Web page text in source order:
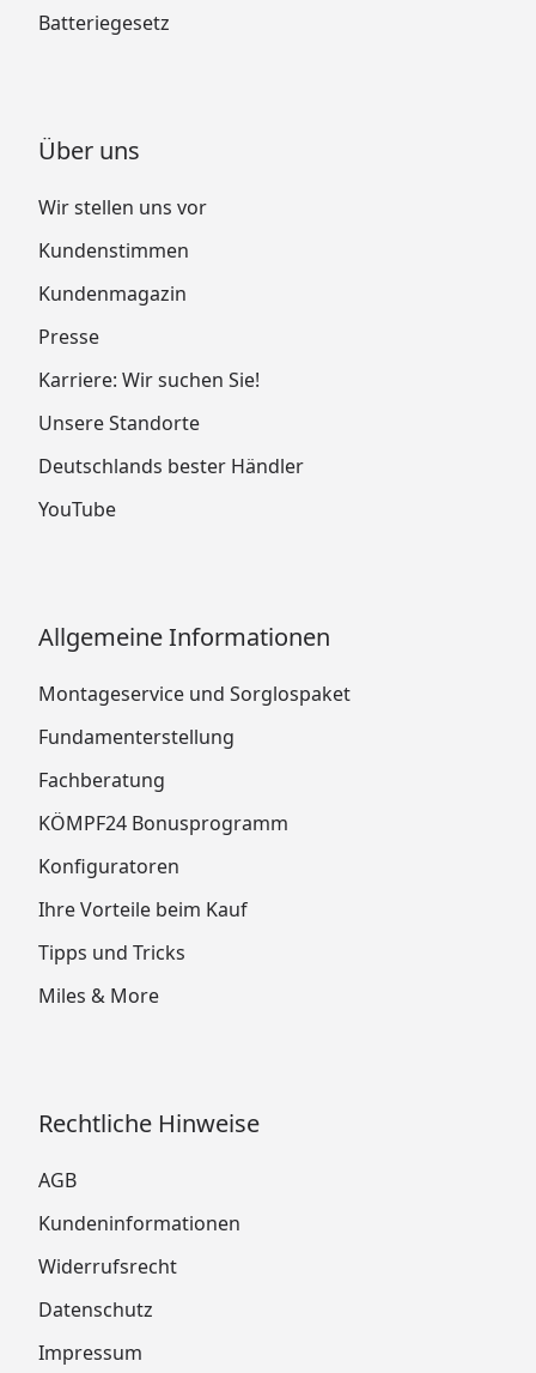
Batteriegesetz
Über uns
Wir stellen uns vor
Kundenstimmen
Kundenmagazin
Presse
Karriere: Wir suchen Sie!
Unsere Standorte
Deutschlands bester Händler
YouTube
Allgemeine Informationen
Montageservice und Sorglospaket
Fundamenterstellung
Fachberatung
KÖMPF24 Bonusprogramm
Konfiguratoren
Ihre Vorteile beim Kauf
Tipps und Tricks
Miles & More
Rechtliche Hinweise
AGB
Kundeninformationen
Widerrufsrecht
Datenschutz
Impressum